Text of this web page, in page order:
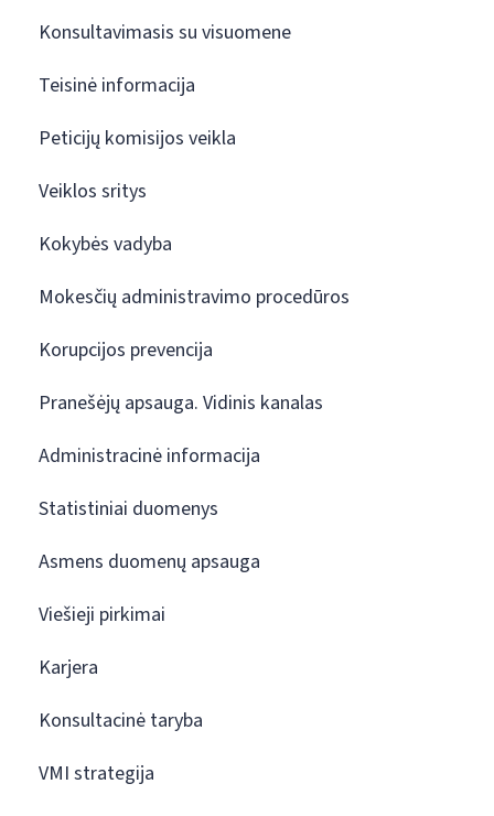
Konsultavimasis su visuomene
Teisinė informacija
Peticijų komisijos veikla
Veiklos sritys
Kokybės vadyba
Mokesčių administravimo procedūros
Korupcijos prevencija
Pranešėjų apsauga. Vidinis kanalas
Administracinė informacija
Statistiniai duomenys
Asmens duomenų apsauga
Viešieji pirkimai
Karjera
Konsultacinė taryba
VMI strategija